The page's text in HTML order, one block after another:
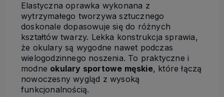
Elastyczna oprawka wykonana z
wytrzymałego tworzywa sztucznego
doskonale dopasowuje się do różnych
kształtów twarzy. Lekka konstrukcja sprawia,
że okulary są wygodne nawet podczas
wielogodzinnego noszenia. To praktyczne i
modne okulary sportowe męskie, które łączą
nowoczesny wygląd z wysoką
funkcjonalnością.